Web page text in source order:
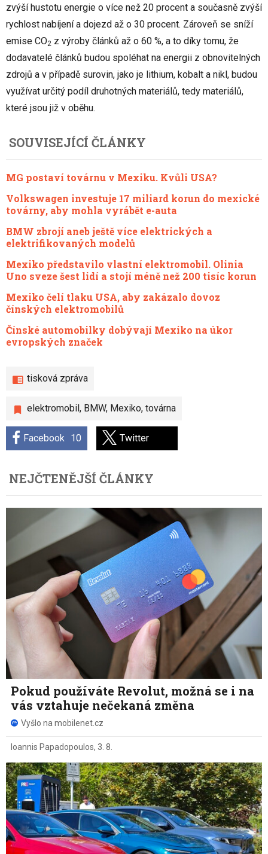
zvýší hustotu energie o více než 20 procent a současně zvýší
rychlost nabíjení a dojezd až o 30 procent. Zároveň se sníží
emise CO2 z výroby článků až o 60 %, a to díky tomu, že
dodavatelé článků budou spoléhat na energii z obnovitelných
zdrojů a v případě surovin, jako je lithium, kobalt a nikl, budou
využívat určitý podíl druhotných materiálů, tedy materiálů,
které jsou již v oběhu.
tisková zpráva
elektromobil , BMW, Mexiko, továrna
Facebook 10 Twitter
SOUVISEJÍCÍ ČLÁNKY
MG postaví továrnu v Mexiku. Kvůli USA?
Volkswagen investuje 17 miliard korun do mexické
továrny, aby mohla vyrábět e-auta
BMW zbrojí aneb ještě více elektrických a
elektrifikovaných modelů
Mexiko představilo vlastní elektromobil. Olinia
Uno sveze šest lidí a stojí méně než 200 tisíc korun
Mexiko čelí tlaku USA, aby zakázalo dovoz
čínských elektromobilů
Čínské automobilky dobývají Mexiko na úkor
evropských značek
NEJČTENĚJŠÍ ČLÁNKY
Pokud používáte Revolut, možná se i na
vás vztahuje nečekaná změna
Vyšlo na mobilenet.cz
Ioannis Papadopoulos, 3. 8.